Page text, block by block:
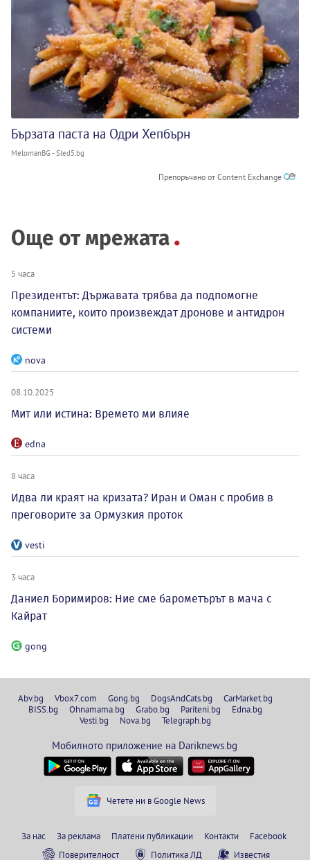
Бързата паста на Одри Хепбърн
MelomanBG - Sled5.bg
Препоръчано от Content Exchange
Още от мрежата
5 часа
Президентът: Държавата трябва да подпомогне
компаниите, които произвеждат дронове и антидрон
системи
nova
08.10.2025
Мит или истина: Времето ми влияе
edna
8 часа
Идва ли краят на кризата? Иран и Оман с пробив в
преговорите за Ормузкия проток
vesti
3 часа
Даниел Боримиров: Ние сме барометърът в мача с
Кайрат
gong
Abv.bg Vbox7.com Gong.bg DogsAndCats.bg
CarMarket.bg
BISS.bg
Ohnamama.bg Grabo.bg Pariteni.bg
Edna.bg
Vesti.bg
Nova.bg Telegraph.bg
Мобилното приложение на Dariknews.bg
Четете ни в Google News
За нас За реклама Платени публикации Контакти
Facebook
Поверителност
Политика ЛД Известия